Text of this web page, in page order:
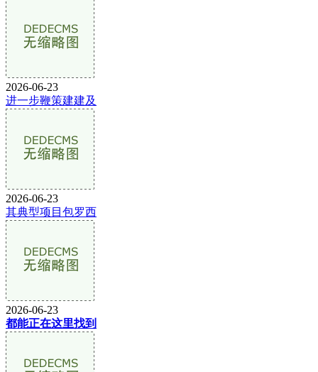
2026-06-23
进一步鞭策建建及
2026-06-23
其典型项目包罗西
2026-06-23
都能正在这里找到